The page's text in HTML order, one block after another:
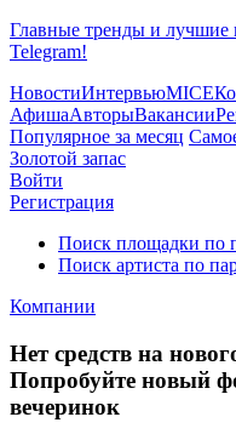
Главные тренды и
Telegram!
НовостиИнтервьюMICE
АфишаАвторыВакансии
Популярное за месяц
Золотой запас
Войти
Регистрация
Поиск площадки по
Поиск артиста по
Компании
Нет средств на
Попробуйте новый
вечеринок